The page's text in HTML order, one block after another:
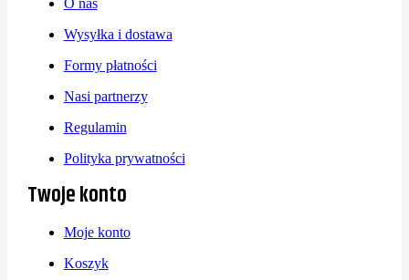
O nas
Wysyłka i dostawa
Formy płatności
Nasi partnerzy
Regulamin
Polityka prywatności
Twoje konto
Moje konto
Koszyk